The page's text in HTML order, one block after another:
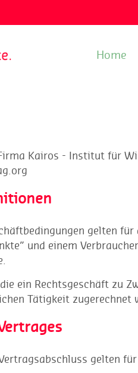
Home
Kairos - Institut für
gelten
und einem
ein Rechtsgeschäft zu
Tätigkeit zugerechnet
gelten